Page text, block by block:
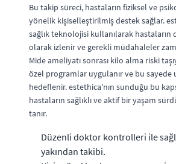
Bu takip süreci, hastaların fiziksel ve
yönelik kişiselleştirilmiş destek sağlar.
sağlık teknolojisi kullanılarak hastaların
olarak izlenir ve gerekli müdahaleler
Mide ameliyatı sonrası kilo alma riski
özel programlar uygulanır ve bu sayede
hedeflenir. estethica'nın sunduğu bu
hastaların sağlıklı ve aktif bir yaşam
tanır.
Düzenli doktor kontrolleri ile
yakından takibi.